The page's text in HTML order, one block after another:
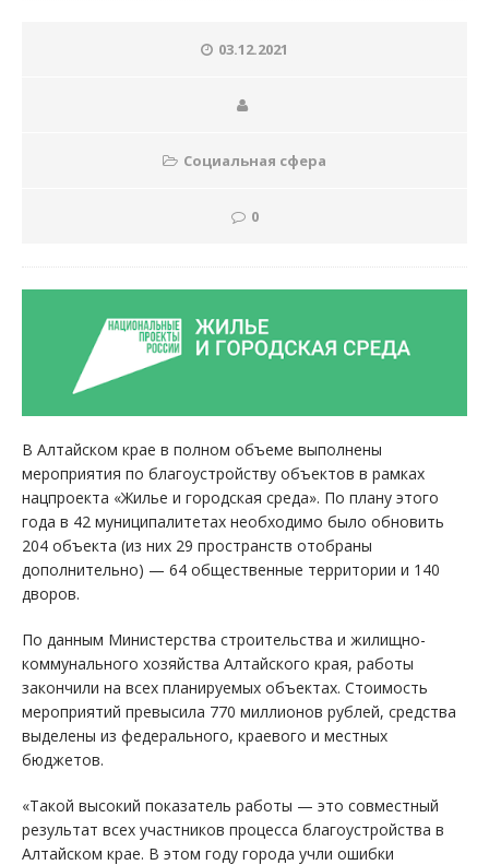
03.12.2021
Социальная сфера
0
В Алтайском крае в полном объеме выполнены
мероприятия по благоустройству объектов в рамках
нацпроекта «Жилье и городская среда». По плану этого
года в 42 муниципалитетах необходимо было обновить
204 объекта (из них 29 пространств отобраны
дополнительно) — 64 общественные территории и 140
дворов.
По данным Министерства строительства и жилищно-
коммунального хозяйства Алтайского края, работы
закончили на всех планируемых объектах. Стоимость
мероприятий превысила 770 миллионов рублей, средства
выделены из федерального, краевого и местных
бюджетов.
«Такой высокий показатель работы — это совместный
результат всех участников процесса благоустройства в
Алтайском крае. В этом году города учли ошибки